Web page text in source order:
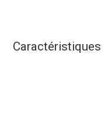
Caractéristiques